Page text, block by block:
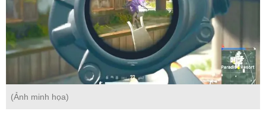
(Ảnh minh họa)